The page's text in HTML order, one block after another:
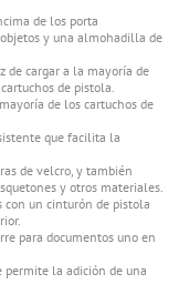
de los porta
y una almohadilla de
de cargar a la mayoría de
de pistola.
de los cartuchos de
que facilita la
de velcro, y también
y otros materiales.
con un cinturón de pistola
para documentos uno en
permite la adición de una